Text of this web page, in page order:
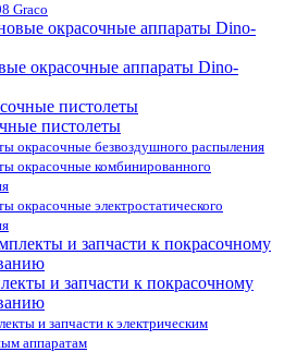
Graco
окрасочные аппараты Dino-
пистолеты
окрасочные безвоздушного распыления
окрасочные комбинированного
окрасочные электростатического
и запчасти к покрасочному
и запчасти к электрическим
аппаратам